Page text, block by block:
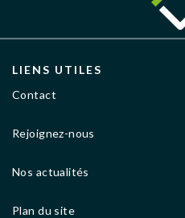
LIENS UTILES
Contact
Rejoignez-nous
Nos actualités
Plan du site